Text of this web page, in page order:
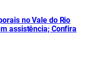
no Vale do Rio
assistência; Confira